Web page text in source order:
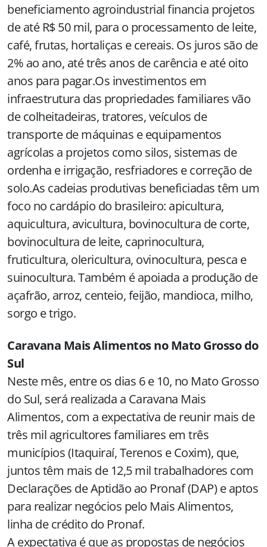
beneficiamento agroindustrial financia projetos
de até R$ 50 mil, para o processamento de leite,
café, frutas, hortaliças e cereais. Os juros são de
2% ao ano, até três anos de carência e até oito
anos para pagar.Os investimentos em
infraestrutura das propriedades familiares vão
de colheitadeiras, tratores, veículos de
transporte de máquinas e equipamentos
agrícolas a projetos como silos, sistemas de
ordenha e irrigação, resfriadores e correção de
solo.As cadeias produtivas beneficiadas têm um
foco no cardápio do brasileiro: apicultura,
aquicultura, avicultura, bovinocultura de corte,
bovinocultura de leite, caprinocultura,
fruticultura, olericultura, ovinocultura, pesca e
suinocultura. Também é apoiada a produção de
açafrão, arroz, centeio, feijão, mandioca, milho,
sorgo e trigo.
Caravana Mais Alimentos no Mato Grosso do
Sul
Neste mês, entre os dias 6 e 10, no Mato Grosso
do Sul, será realizada a Caravana Mais
Alimentos, com a expectativa de reunir mais de
três mil agricultores familiares em três
municípios (Itaquiraí, Terenos e Coxim), que,
juntos têm mais de 12,5 mil trabalhadores com
Declarações de Aptidão ao Pronaf (DAP) e aptos
para realizar negócios pelo Mais Alimentos,
linha de crédito do Pronaf.
A expectativa é que as propostas de negócios